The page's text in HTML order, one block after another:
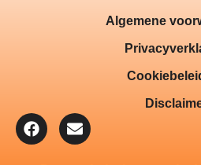
Algemene